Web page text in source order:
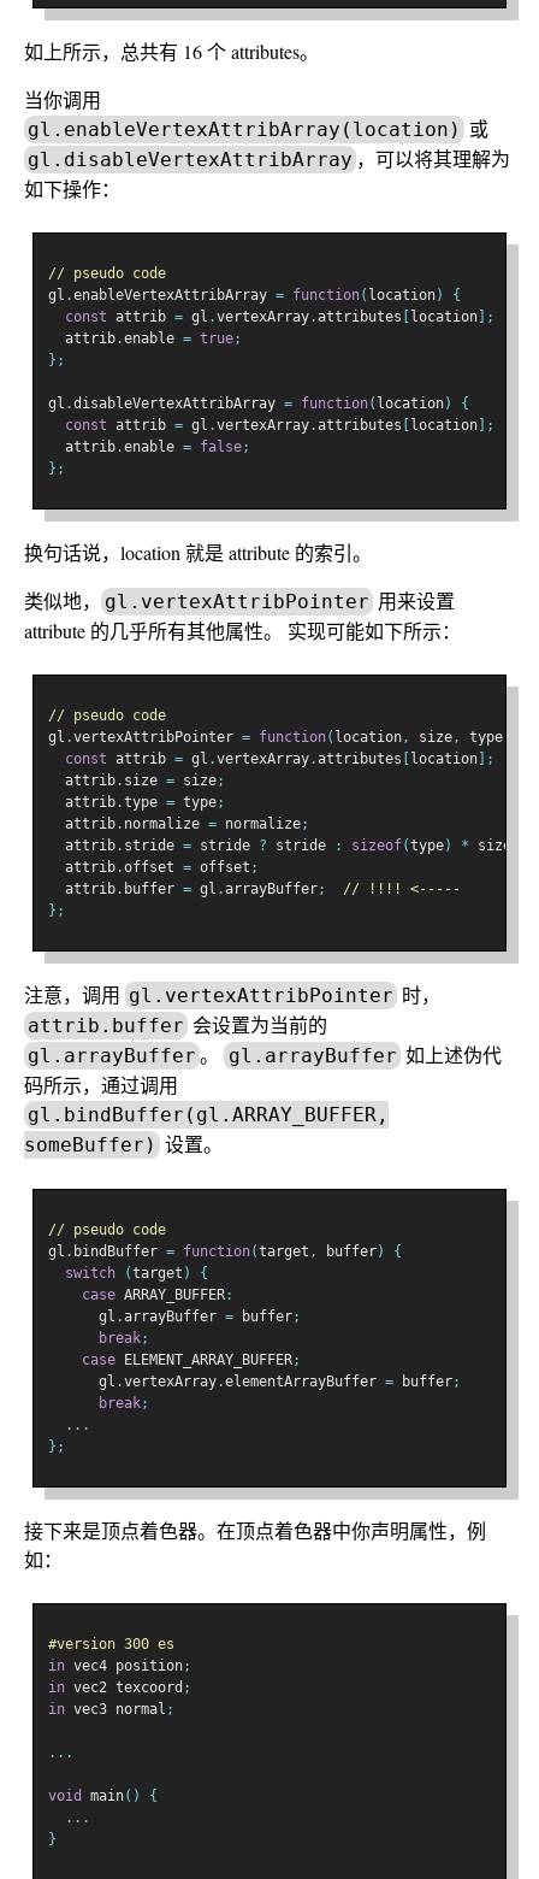
如上所示，总共有 16 个 attributes。
当你调用
gl.enableVertexAttribArray(location) 或
gl.disableVertexAttribArray ，可以将其理解为
如下操作：
// pseudo code
gl .enableVertexAttribArray = function( location)
{
const attrib = gl .vertexArray.attributes location ];
  attrib
.enable = true;
};
gl .disableVertexAttribArray = function( location)
{
const attrib = gl .vertexArray.attributes location ];
  attrib
.enable = false;
};
换句话说，location 就是 attribute 的索引。
类似地，
gl.vertexAttribPointer 用来设置
attribute 的几乎所有其他属性。 实现可能如下所示：
// pseudo code
gl .vertexAttribPointer = function( location, size, type
const attrib = gl .vertexArray.attributes location ];
  attrib
. size = size;
  attrib
.type = type;
  attrib
. normalize = normalize;
  attrib
. stride = stride ? stride : sizeof(type) * size
  attrib
.offset = offset ;
  attrib
. buffer = gl .arrayBuffer;
// !!!! <-----
};
注意，调用 gl.vertexAttribPointer 时，
attrib.buffer 会设置为当前的
gl.arrayBuffer 。 gl.arrayBuffer如上述伪代
码所示，通过调用
gl.bindBuffer(gl.ARRAY_BUFFER,
someBuffer) 设置。
// pseudo code
gl . bindBuffer = function(target , buffer)
{
switch
(target )
{
case ARRAY_BUFFER:
      gl
.arrayBuffer = buffer;
break;
case ELEMENT_ARRAY_BUFFER;
      gl
.vertexArray.elementArrayBuffer = buffer;
break;
...
};
接下来是顶点着色器。在顶点着色器中你声明属性，例
如：
#version 300 es
in vec4 position;
in vec2 texcoord ;
in vec3 normal ;
...
void main()
{
...
}